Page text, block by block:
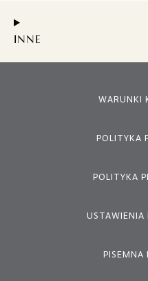
INNE
WARUNKI
POLITYKA
POLITYKA
USTAWIENIA
PISEMNA